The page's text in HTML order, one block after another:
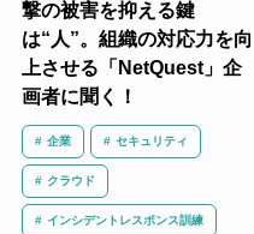
撃の被害を抑える鍵
は“人”。組織の対応力を向
上させる「NetQuest」企
画者に聞く！
企業 セキュリティ
クラウド
インシデントレスポンス訓練